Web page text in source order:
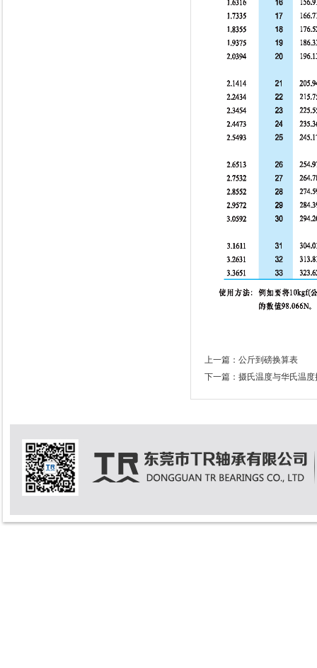
上一篇： 公斤到磅换算表
下一篇： 摄氏温度与华氏温度